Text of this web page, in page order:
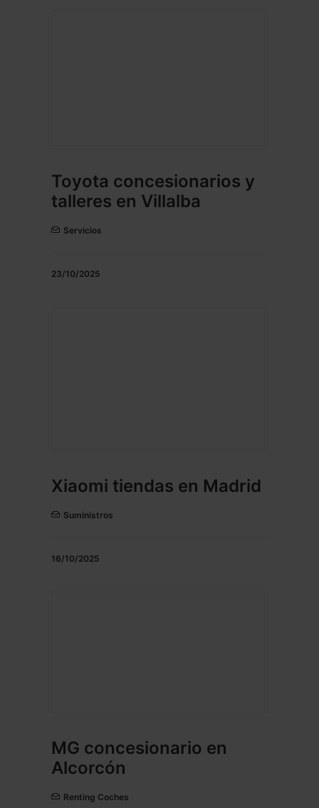
Toyota concesionarios y
talleres en Villalba
Servicios
23/10/2025
Xiaomi tiendas en Madrid
Suministros
16/10/2025
MG concesionario en
Alcorcón
Renting Coches